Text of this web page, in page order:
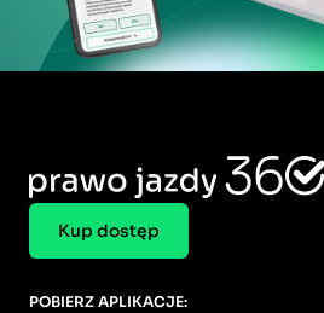
Kup dostęp
POBIERZ APLIKACJE: